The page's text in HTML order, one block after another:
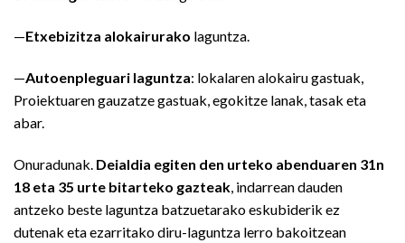
—Etxebizitza alokairurako laguntza.
—Autoenpleguari laguntza: lokalaren alokairu gastuak,
Proiektuaren gauzatze gastuak, egokitze lanak, tasak eta
abar.
Onuradunak. Deialdia egiten den urteko abenduaren 31n
18 eta 35 urte bitarteko gazteak , indarrean dauden
antzeko beste laguntza batzuetarako eskubiderik ez
dutenak eta ezarritako diru-laguntza lerro bakoitzean